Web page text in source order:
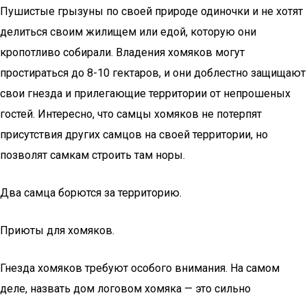
Пушистые грызуны по своей природе одиночки и не хотят
делиться своим жилищем или едой, которую они
кропотливо собирали. Владения хомяков могут
простираться до 8-10 гектаров, и они доблестно защищают
свои гнезда и прилегающие территории от непрошеных
гостей. Интересно, что самцы хомяков не потерпят
присутствия других самцов на своей территории, но
позволят самкам строить там норы.
Два самца борются за территорию.
Приюты для хомяков.
Гнезда хомяков требуют особого внимания. На самом
деле, назвать дом логовом хомяка — это сильно